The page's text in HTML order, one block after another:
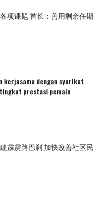
项课题 首长：善用剩余任期
kerjasama dengan syarikat
prestasi pemain
霹雳路巴刹 加快改善社区民